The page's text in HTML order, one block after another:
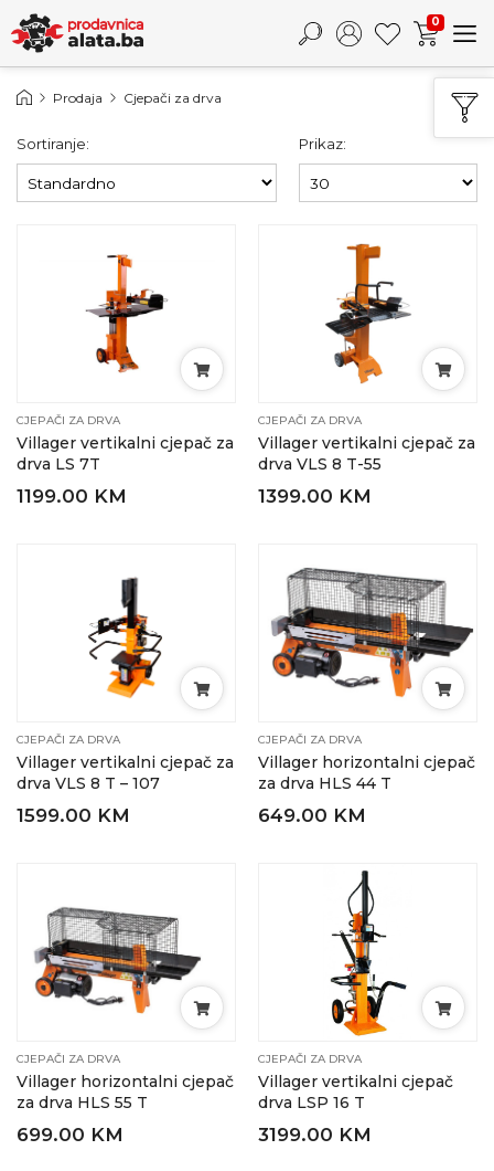
0
Prodaja Cjepači za drva
Sortiranje: Prikaz:
CJEPAČI ZA DRVA
Villager vertikalni cjepač za
drva LS 7T
1199.00 KM
CJEPAČI ZA DRVA
Villager vertikalni cjepač za
drva VLS 8 T-55
1399.00 KM
CJEPAČI ZA DRVA
Villager vertikalni cjepač za
drva VLS 8 T – 107
1599.00 KM
CJEPAČI ZA DRVA
Villager horizontalni cjepač
za drva HLS 44 T
649.00 KM
CJEPAČI ZA DRVA
Villager horizontalni cjepač
za drva HLS 55 T
699.00 KM
CJEPAČI ZA DRVA
Villager vertikalni cjepač
drva LSP 16 T
3199.00 KM